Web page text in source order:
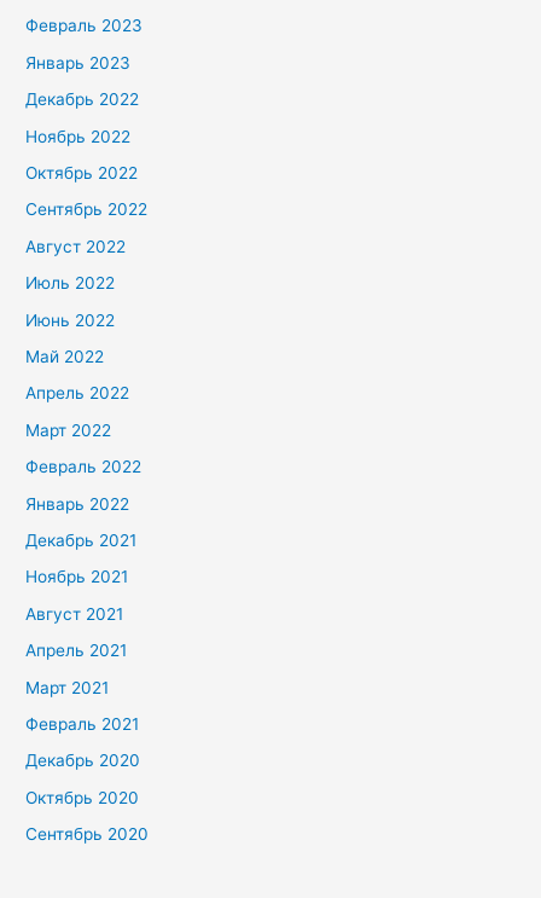
Февраль 2023
Январь 2023
Декабрь 2022
Ноябрь 2022
Октябрь 2022
Сентябрь 2022
Август 2022
Июль 2022
Июнь 2022
Май 2022
Апрель 2022
Март 2022
Февраль 2022
Январь 2022
Декабрь 2021
Ноябрь 2021
Август 2021
Апрель 2021
Март 2021
Февраль 2021
Декабрь 2020
Октябрь 2020
Сентябрь 2020